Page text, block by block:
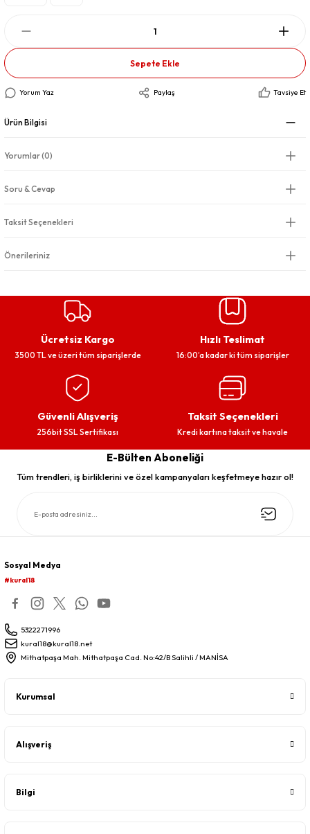
Sepete Ekle
Yorum Yaz Paylaş Tavsiye Et
Ürün Bilgisi
Yorumlar (0)
Soru & Cevap
Taksit Seçenekleri
Önerileriniz
Ücretsiz Kargo
3500 TL ve üzeri tüm siparişlerde
Hızlı Teslimat
16:00’a kadar ki tüm siparişler
Güvenli Alışveriş
256bit SSL Sertifikası
Taksit Seçenekleri
Kredi kartına taksit ve havale
E-Bülten Aboneliği
Tüm trendleri, iş birliklerini ve özel kampanyaları keşfetmeye hazır ol!
Sosyal Medya
#kural18
5322271996
kural18@kural18.net
Mithatpaşa Mah. Mithatpaşa Cad. No:42/B Salihli / MANİSA
Kurumsal
Alışveriş
Bilgi